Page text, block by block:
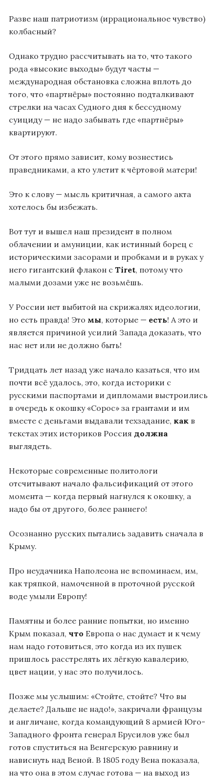
Разве наш патриотизм (иррациональное чувство)
колбасный?
Однако трудно рассчитывать на то, что такого
рода «высокие выходы» будут часты —
международная обстановка сложна вплоть до
того, что «партнёры» постоянно подталкивают
стрелки на часах Судного дня к бессудному
суициду — не надо забывать где «партнёры»
квартируют.
От этого прямо зависит, кому вознестись
праведниками, а кто улетит к чёртовой матери!
Это к слову — мысль критичная, а самого акта
хотелось бы избежать.
Вот тут и вышел наш президент в полном
облачении и амуниции, как истинный борец с
историческими засорами и пробками и в руках у
него гигантский флакон с Tiret, потому что
малыми дозами уже не возьмёшь.
У России нет выбитой на скрижалях идеологии,
но есть правда! Это мы, которые — есть! А это и
является причиной усилий Запада доказать, что
нас нет или не должно быть!
Тридцать лет назад уже начало казаться, что им
почти всё удалось, это, когда историки с
русскими паспортами и дипломами выстроились
в очередь к окошку «Сорос» за грантами и им
вместе с деньгами выдавали техзадание, как в
текстах этих историков Россия должна
выглядеть.
Некоторые современные политологи
отсчитывают начало фальсификаций от этого
момента — когда первый нагнулся к окошку, а
надо бы от другого, более раннего!
Осознанно русских пытались задавить сначала в
Крыму.
Про неудачника Наполеона не вспоминаем, им,
как тряпкой, намоченной в проточной русской
воде умыли Европу!
Памятны и более ранние попытки, но именно
Крым показал, что Европа о нас думает и к чему
нам надо готовиться, это когда из их пушек
пришлось расстрелять их лёгкую кавалерию,
цвет нации, у нас это получилось.
Позже мы услышим: «Стойте, стойте? Что вы
делаете? Дальше не надо!», закричали французы
и англичане, когда командующий 8 армией Юго-
Западного фронта генерал Брусилов уже был
готов спуститься на Венгерскую равнину и
нависнуть над Веной. В 1805 году Вена показала,
на что она в этом случае готова — на выход из